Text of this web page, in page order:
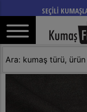
SEÇİLİ